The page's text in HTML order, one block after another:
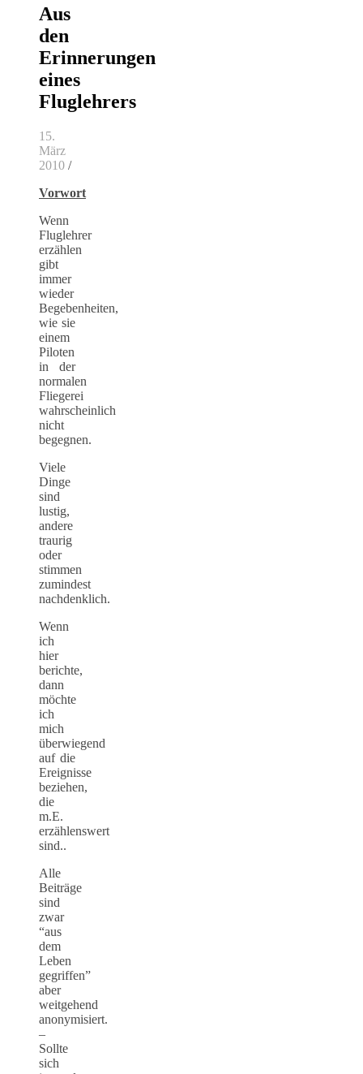
Aus
den
Erinnerungen
eines
Fluglehrers
15.
März
2010 /
Vorwort
Wenn
Fluglehrer
erzählen
gibt
immer
wieder
Begebenheiten,
wie sie
einem
Piloten
in der
normalen
Fliegerei
wahrscheinlich
nicht
begegnen.
Viele
Dinge
sind
lustig,
andere
traurig
oder
stimmen
zumindest
nachdenklich.
Wenn
ich
hier
berichte,
dann
möchte
ich
mich
überwiegend
auf die
Ereignisse
beziehen,
die
m.E.
erzählenswert
sind..
Alle
Beiträge
sind
zwar
“aus
dem
Leben
gegriffen”
aber
weitgehend
anonymisiert.
–
Sollte
sich